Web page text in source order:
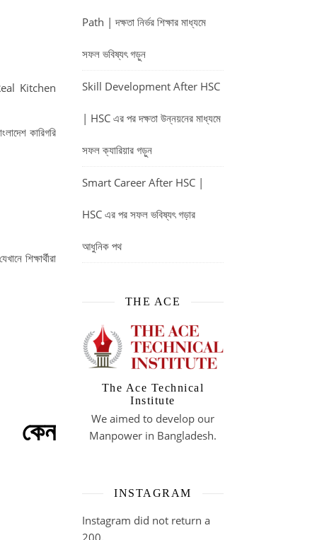
Kitchen
কারিগরি
Path | দক্ষতা নির্ভর শিক্ষার মাধ্যমে
সফল ভবিষ্যৎ গড়ুন
Skill Development After HSC
| HSC এর পর দক্ষতা উন্নয়নের মাধ্যমে
সফল ক্যারিয়ার গড়ুন
Smart Career After HSC |
HSC এর পর সফল ভবিষ্যৎ গড়ার
আধুনিক পথ
THE ACE
The Ace Technical
Institute
We aimed to develop our
Manpower in Bangladesh.
INSTAGRAM
Instagram did not return a
200.